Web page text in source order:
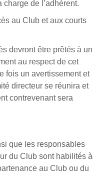
charge de l’adhérent.
au Club et aux courts
devront être prêtés à un
au respect de cet
fois un avertissement et
directeur se réunira et
contrevenant sera
que les responsables
du Club sont habilités à
au Club ou du